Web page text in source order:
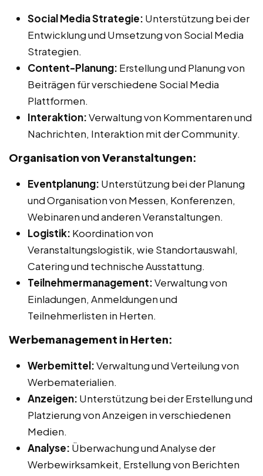
Social Media Strategie: Unterstützung bei der
Entwicklung und Umsetzung von Social Media
Strategien.
Content-Planung: Erstellung und Planung von
Beiträgen für verschiedene Social Media
Plattformen.
Interaktion:Verwaltung von Kommentaren und
Nachrichten, Interaktion mit der Community.
Organisation von Veranstaltungen:
Eventplanung: Unterstützung bei der Planung
und Organisation von Messen, Konferenzen,
Webinaren und anderen Veranstaltungen.
Logistik: Koordination von
Veranstaltungslogistik, wie Standortauswahl,
Catering und technische Ausstattung.
Teilnehmermanagement:Verwaltung von
Einladungen, Anmeldungen und
Teilnehmerlisten in Herten.
Werbemanagement in Herten:
Werbemittel:Verwaltung und Verteilung von
Werbematerialien.
Anzeigen: Unterstützung bei der Erstellung und
Platzierung von Anzeigen in verschiedenen
Medien.
Analyse: Überwachung und Analyse der
Werbewirksamkeit, Erstellung von Berichten